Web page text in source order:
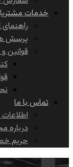
خدمات
پرسش
قوانین
تماس با ما
درباره
حریم